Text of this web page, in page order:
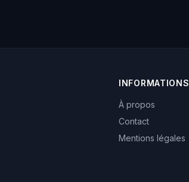
INFORMATIONS
À propos
Contact
Mentions légales